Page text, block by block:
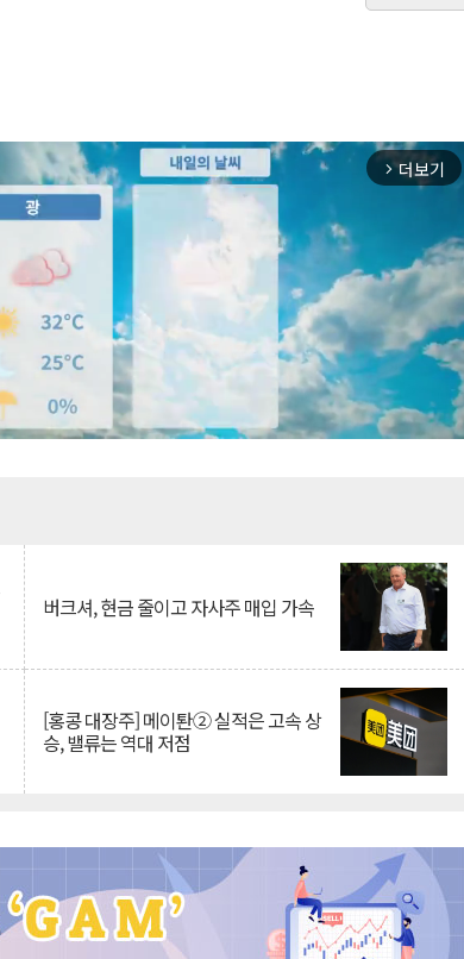
arrow_forward_ios 더보기
버크셔, 현금 줄이고 자사주 매입 가속
[홍콩 대장주] 메이퇀② 실적은 고속 상
승, 밸류는 역대 저점